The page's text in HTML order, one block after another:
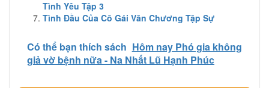
Tình Yêu Tập 3
Tình Đầu Của Cô Gái Văn Chương Tập Sự
Có thể bạn thích sách Hôm nay Phó gia không
giả vờ bệnh nữa - Na Nhất Lũ Hạnh Phúc